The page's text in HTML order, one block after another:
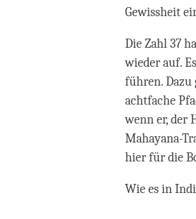
Gewissheit
Die Zahl 37
wieder auf.
führen. Dazu
achtfache
wenn er, der
Mahayana-
hier für die
Wie es in